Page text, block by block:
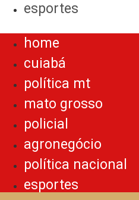
esportes
home
cuiabá
política mt
mato grosso
policial
agronegócio
política nacional
esportes